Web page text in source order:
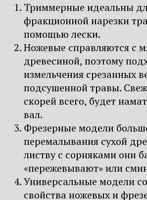
Триммерные идеальны
фракционной нарезки
помощью лески.
Ножевые справляются с
древесиной, поэтому
измельчения срезанных
подсушенной травы.
скорей всего, будет
вал.
Фрезерные модели
перемалывания сухой
листву с сорняками они
«пережевывают» или
Универсальные модели
свойства ножевых и